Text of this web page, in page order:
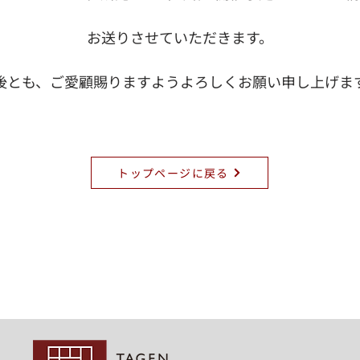
お送りさせていただきます。
とも、ご愛顧賜りますようよろしくお願い申し上げま
トップページに戻る